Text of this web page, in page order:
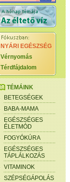
NYÁRI EGÉSZSÉG
Vérnyomás
Térdfájdalom
TÉMÁINK
BETEGSÉGEK
BABA-MAMA
EGÉSZSÉGES
ÉLETMÓD
FOGYÓKÚRA
EGÉSZSÉGES
TÁPLÁLKOZÁS
VITAMINOK
SZÉPSÉGÁPOLÁS